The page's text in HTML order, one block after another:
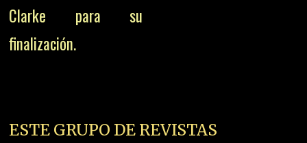
Clarke para su
finalización.
ESTE GRUPO DE REVISTAS